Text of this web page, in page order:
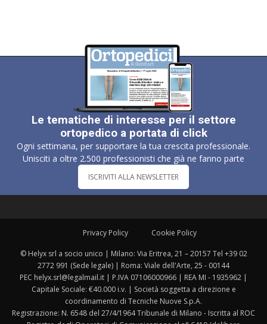
Le tematiche di interesse per il settore
ortopedico a portata di click
Ogni settimana, per supportare la tua crescita professionale.
Unisciti a oltre 2.500 professionisti che già ne fanno parte
ISCRIVITI ALLA NEWSLETTER
Privacy Policy Cookie Policy
© Helyx srl a socio unico | Milano: Via Eritrea, 21 – 20157 Tel +39 02
2772 991 (Sede legale) | Roma: Viale dell'Arte, 25 - 00144
PEC helyx.srl@legalmail.it | P.IVA 07106000966 | REA MI - 1935962 |
Capitale Sociale: €40.000 i.v. | Società soggetta a direzione e
coordinamento di Tecniche Nuove S.p.A.
Registrazione: N. 6548 del 27/4/1964 Tribunale di Milano - Iscritta al ROC